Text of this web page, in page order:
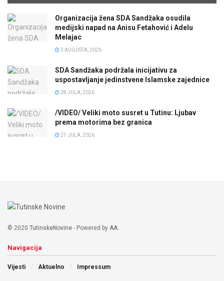
Organizacija žena SDA Sandžaka osudila
medijski napad na Anisu Fetahović i Adelu
Melajac
3 AUGUSTA, 2026
SDA Sandžaka podržala inicijativu za
uspostavljanje jedinstvene Islamske zajednice
28 JULA, 2026
/VIDEO/ Veliki moto susret u Tutinu: Ljubav
prema motorima bez granica
27 JULA, 2026
© 2020 TutinskeNovine - Powered by AA.
Navigacija
Vijesti Aktuelno Impressum